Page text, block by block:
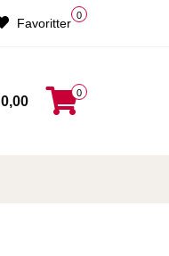
0
Favoritter
0,00
0